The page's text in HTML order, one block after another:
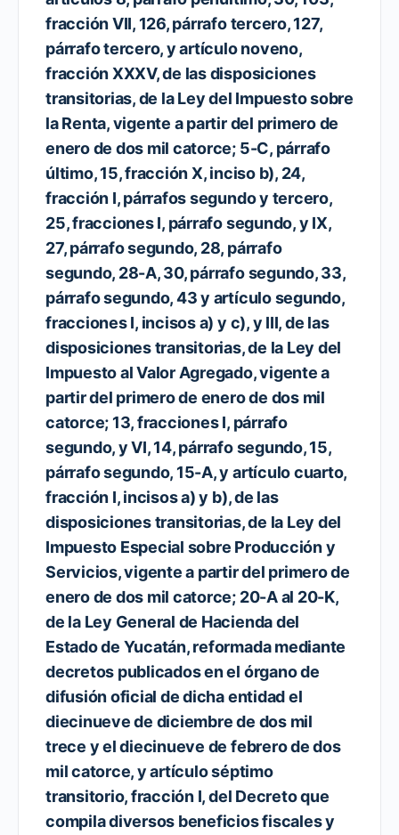
fracción VII, 126, párrafo tercero, 127,
párrafo tercero, y artículo noveno,
fracción XXXV, de las disposiciones
transitorias, de la Ley del Impuesto sobre
la Renta, vigente a partir del primero de
enero de dos mil catorce; 5-C, párrafo
último, 15, fracción X, inciso b), 24,
fracción I, párrafos segundo y tercero,
25, fracciones I, párrafo segundo, y IX,
27, párrafo segundo, 28, párrafo
segundo, 28-A, 30, párrafo segundo, 33,
párrafo segundo, 43 y artículo segundo,
fracciones I, incisos a) y c), y III, de las
disposiciones transitorias, de la Ley del
Impuesto al Valor Agregado, vigente a
partir del primero de enero de dos mil
catorce; 13, fracciones I, párrafo
segundo, y VI, 14, párrafo segundo, 15,
párrafo segundo, 15-A, y artículo cuarto,
fracción I, incisos a) y b), de las
disposiciones transitorias, de la Ley del
Impuesto Especial sobre Producción y
Servicios, vigente a partir del primero de
enero de dos mil catorce; 20-A al 20-K,
de la Ley General de Hacienda del
Estado de Yucatán, reformada mediante
decretos publicados en el órgano de
difusión oficial de dicha entidad el
diecinueve de diciembre de dos mil
trece y el diecinueve de febrero de dos
mil catorce, y artículo séptimo
transitorio, fracción I, del Decreto que
compila diversos beneficios fiscales y